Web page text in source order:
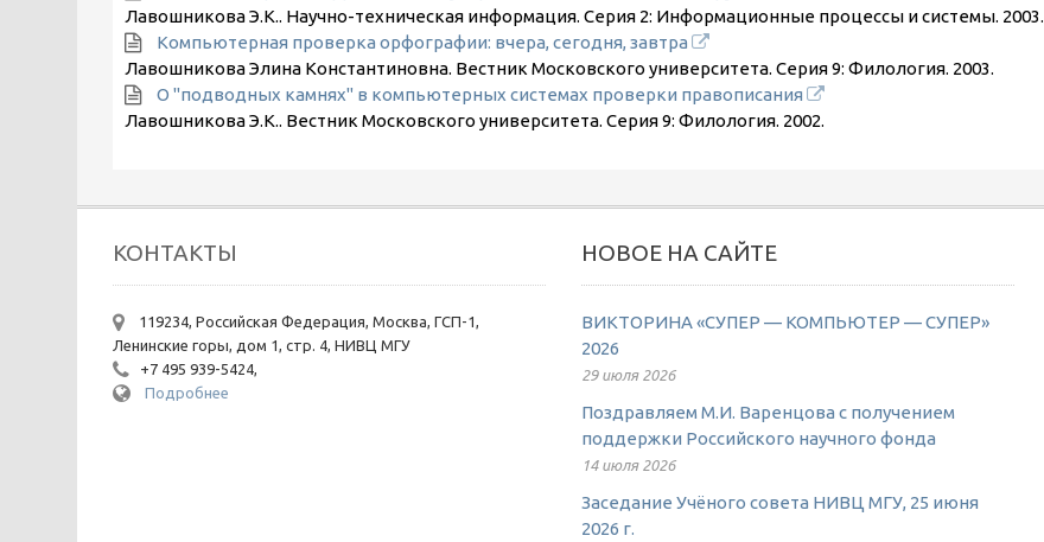
Лавошникова Э.К.. Научно-техническая информация. Серия 2: Информационные процессы и системы. 2003.
Компьютерная проверка орфографии: вчера, сегодня, завтра
Лавошникова Элина Константиновна. Вестник Московского университета. Серия 9: Филология. 2003.
О "подводных камнях" в компьютерных системах проверки правописания
Лавошникова Э.К.. Вестник Московского университета. Серия 9: Филология. 2002.
КОНТАКТЫ
119234, Российская Федерация, Москва, ГСП-1,
Ленинские горы, дом 1, стр. 4, НИВЦ МГУ
+7 495 939-5424,
Подробнее
НОВОЕ НА САЙТЕ
ВИКТОРИНА «СУПЕР — КОМПЬЮТЕР — СУПЕР»
2026
29 июля 2026
Поздравляем М.И. Варенцова с получением
поддержки Российского научного фонда
14 июля 2026
Заседание Учёного совета НИВЦ МГУ, 25 июня
2026 г.